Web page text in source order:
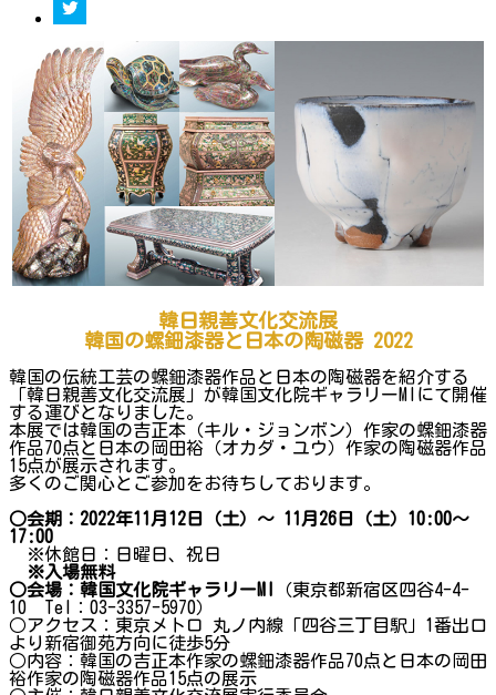
韓日親善文化交流展
韓国の螺鈿漆器と日本の陶磁器 2022
韓国の伝統工芸の螺鈿漆器作品と日本の陶磁器を紹介する
「韓日親善文化交流展」が韓国文化院ギャラリーMIにて開催
する運びとなりました。
本展では韓国の吉正本（キル・ジョンボン）作家の螺鈿漆器
作品70点と日本の岡田裕（オカダ・ユウ）作家の陶磁器作品
15点が展示されます。
多くのご関心とご参加をお待ちしております。
○会期：2022年11月12日（土）～ 11月26日（土）10:00～
17:00
※休館日：日曜日、祝日
※入場無料
○会場：韓国文化院ギャラリーMI
（東京都新宿区四谷4-4-
10 Tel：03-3357-5970）
○アクセス：東京メトロ 丸ノ内線「四谷三丁目駅」1番出口
より新宿御苑方向に徒歩5分
○内容：韓国の吉正本作家の螺鈿漆器作品70点と日本の岡田
裕作家の陶磁器作品15点の展示